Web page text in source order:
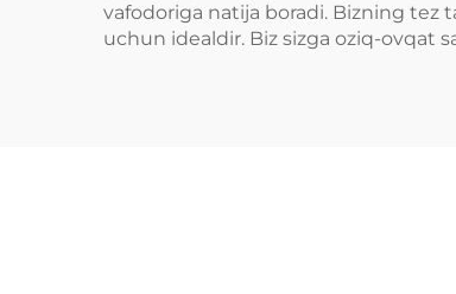
vafodoriga natija boradi. Bizning tez
uchun idealdir. Biz sizga oziq-ovqat